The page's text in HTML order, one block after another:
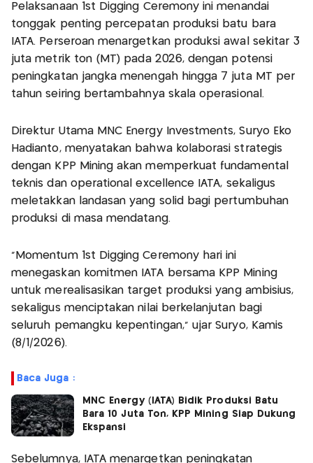
Pelaksanaan 1st Digging Ceremony ini menandai
tonggak penting percepatan produksi batu bara
IATA. Perseroan menargetkan produksi awal sekitar 3
juta metrik ton (MT) pada 2026, dengan potensi
peningkatan jangka menengah hingga 7 juta MT per
tahun seiring bertambahnya skala operasional.
Direktur Utama MNC Energy Investments, Suryo Eko
Hadianto, menyatakan bahwa kolaborasi strategis
dengan KPP Mining akan memperkuat fundamental
teknis dan operational excellence IATA, sekaligus
meletakkan landasan yang solid bagi pertumbuhan
produksi di masa mendatang.
“Momentum 1st Digging Ceremony hari ini
menegaskan komitmen IATA bersama KPP Mining
untuk merealisasikan target produksi yang ambisius,
sekaligus menciptakan nilai berkelanjutan bagi
seluruh pemangku kepentingan,” ujar Suryo, Kamis
(8/1/2026).
Baca Juga :
MNC Energy (IATA) Bidik Produksi Batu
Bara 10 Juta Ton, KPP Mining Siap Dukung
Ekspansi
Sebelumnya, IATA menargetkan peningkatan